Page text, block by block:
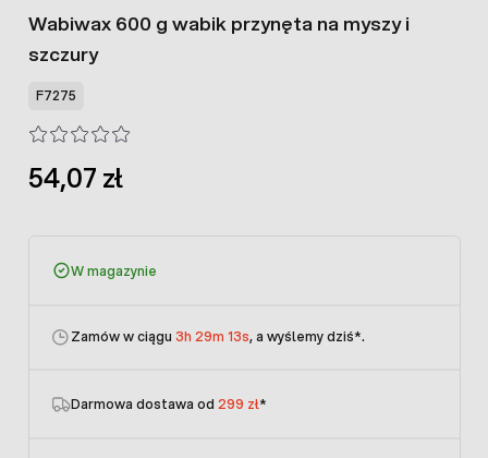
Wabiwax 600 g wabik przynęta na myszy i
szczury
F7275
54,07 zł
W magazynie
Zamów w ciągu 3h 29m 13s, a wyślemy dziś*.
Darmowa dostawa od 299 zł*